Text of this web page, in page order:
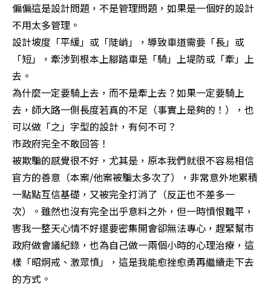
偏偏這是設計問題，不是管理問題，如果是一個好的設計
不用太多管理。
設計坡度「平緩」或「陡峭」，導致車道需要「長」或
「短」，牽涉到根本上腳踏車是「騎」上堤防或「牽」上
去。
為什麼一定要騎上去，而不是牽上去？如果一定要騎上
去，師大路一側長度若真的不足（事實上是夠的！），也
可以做「之」字型的設計，有何不可？
市政府完全不敢回答！
被欺騙的感覺很不好，尤其是，原本我們就很不容易相信
官方的善意（本案/他案被騙太多次了），非常意外地累積
一點點互信基礎，又被完全打消了（反正也不差多一
次）。雖然也沒有完全出乎意料之外，但一時憤恨難平，
害我一整天心情不好還要密集開會卻無法專心，趕緊幫市
政府做會議紀錄，也為自己做一兩個小時的心理治療，這
樣「昭炯戒、激眾憤」，這是我能愈挫愈勇再繼續走下去
的方式。